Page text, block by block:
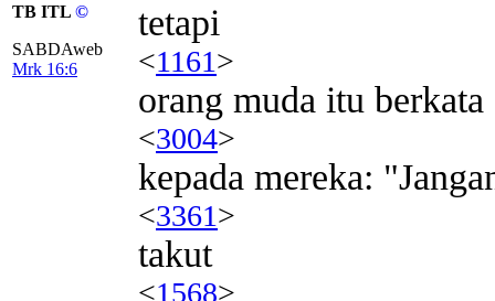
TB ITL ©
SABDAweb
Mrk 16:6
tetapi
<1161>
orang muda itu berkata
<3004>
kepada mereka:
<3361>
takut
<1568>